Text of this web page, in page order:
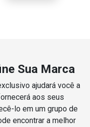
Sua Marca
ajudará você a
aos seus
lo em um grupo de
encontrar a melhor